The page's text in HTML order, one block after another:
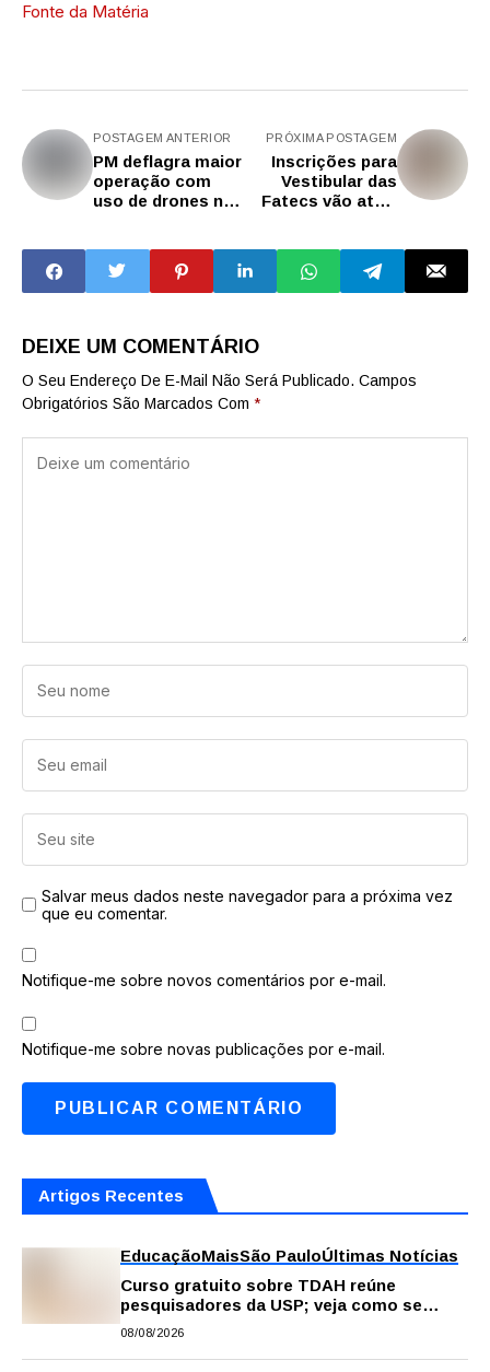
Fonte da Matéria
POSTAGEM ANTERIOR
PM deflagra maior
operação com
uso de drones no
PRÓXIMA POSTAGEM
Inscrições para
Vestibular das
Fatecs vão até 7
DEIXE UM COMENTÁRIO
O Seu Endereço De E-Mail Não Será Publicado. Campos
Obrigatórios São Marcados Com *
Salvar meus dados neste navegador para a próxima vez
que eu comentar.
Notifique-me sobre novos comentários por e-mail.
Notifique-me sobre novas publicações por e-mail.
Artigos Recentes
EducaçãoMaisSão PauloÚltimas Notícias
Curso gratuito sobre TDAH reúne
pesquisadores da USP; veja como se
inscrever
08/08/2026